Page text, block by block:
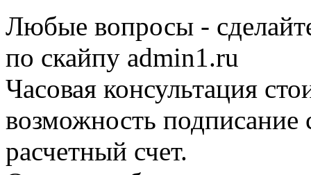
Любые вопросы -
по скайпу admin1.ru
Часовая консультация
возможность подписание
расчетный счет.